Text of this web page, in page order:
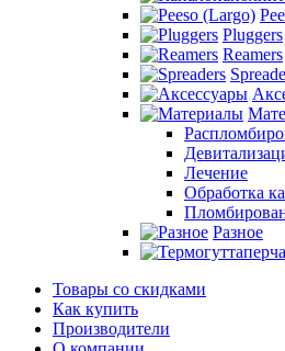
Pluggers
Reamers
Лечение
Обработка
Разное
Товары со скидками
Как купить
Производители